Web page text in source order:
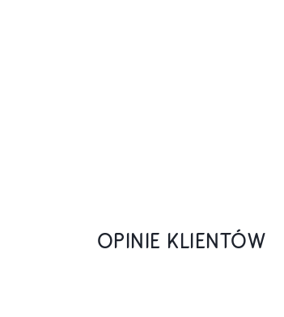
OPINIE KLIENTÓW